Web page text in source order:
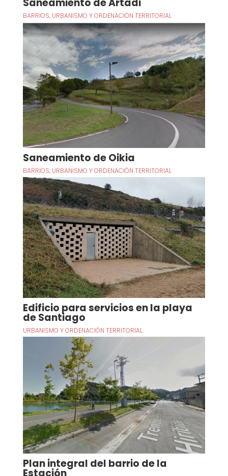
BARRIOS, URBANISMO Y ORDENACIÓN TERRITORIAL
Saneamiento de Oikia
BARRIOS, URBANISMO Y ORDENACIÓN TERRITORIAL
Edificio para servicios en la playa
de Santiago
URBANISMO Y ORDENACIÓN TERRITORIAL
Plan integral del barrio de la
Estación